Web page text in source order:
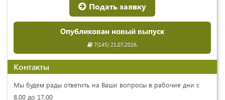
Подать заявку
Опубликован новый выпуск
7(145) 21.07.2026.
Контакты
Мы будем рады ответить на Ваши вопросы в рабочие дни с
8.00 до 17.00